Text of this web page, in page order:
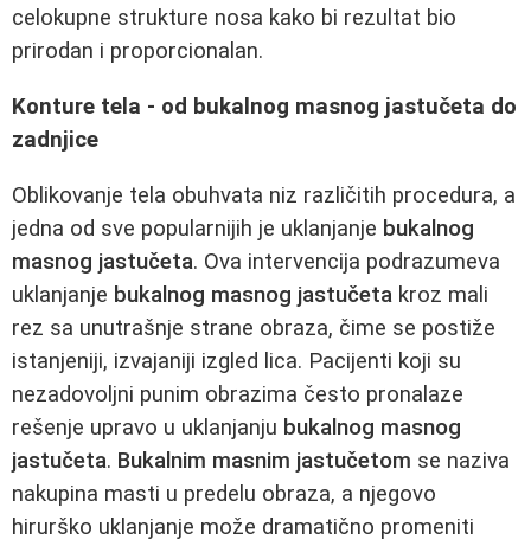
celokupne strukture nosa kako bi rezultat bio
prirodan i proporcionalan.
Konture tela - od bukalnog masnog jastučeta do
zadnjice
Oblikovanje tela obuhvata niz različitih procedura, a
jedna od sve popularnijih je uklanjanje bukalnog
masnog jastučeta. Ova intervencija podrazumeva
uklanjanje bukalnog masnog jastučeta kroz mali
rez sa unutrašnje strane obraza, čime se postiže
istanjeniji, izvajaniji izgled lica. Pacijenti koji su
nezadovoljni punim obrazima često pronalaze
rešenje upravo u uklanjanju bukalnog masnog
jastučeta. Bukalnim masnim jastučetom se naziva
nakupina masti u predelu obraza, a njegovo
hirurško uklanjanje može dramatično promeniti